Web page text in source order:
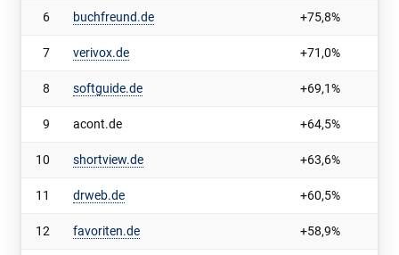
6 buchfreund.de +75,8%
7 verivox.de +71,0%
8 softguide.de +69,1%
9 acont.de +64,5%
10 shortview.de +63,6%
11 drweb.de +60,5%
12 favoriten.de +58,9%